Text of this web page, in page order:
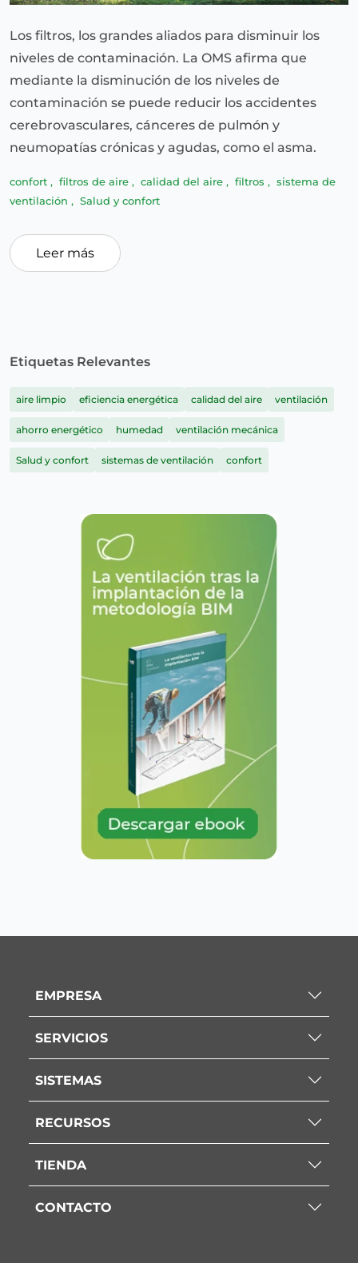
Los filtros, los grandes aliados para disminuir los
niveles de contaminación. La OMS afirma que
mediante la disminución de los niveles de
contaminación se puede reducir los accidentes
cerebrovasculares, cánceres de pulmón y
neumopatías crónicas y agudas, como el asma.
confort , filtros de aire , calidad del aire , filtros , sistema de
ventilación , Salud y confort
Leer más
Etiquetas Relevantes
aire limpio eficiencia energética calidad del aire ventilación
ahorro energético humedad ventilación mecánica
Salud y confort sistemas de ventilación confort
EMPRESA
SERVICIOS
SISTEMAS
RECURSOS
TIENDA
CONTACTO